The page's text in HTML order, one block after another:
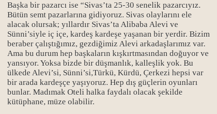
Başka bir pazarcı ise “Sivas’ta 25-30 senelik pazarcıyız.
Bütün semt pazarlarına gidiyoruz. Sivas olaylarını ele
alacak olursak; yıllardır Sivas’ta Alibaba Alevi ve
Sünni’siyle iç içe, kardeş kardeşe yaşanan bir yerdir. Bizim
beraber çalıştığımız, gezdiğimiz Alevi arkadaşlarımız var.
Ama bu durum hep başkaların kışkırtmasından doğuyor ve
yansıyor. Yoksa bizde bir düşmanlık, kalleşlik yok. Bu
ülkede Alevi’si, Sünni’si,Türkü, Kürdü, Çerkezi hepsi var
bir arada kardeşçe yaşıyoruz. Hep dış güçlerin oyunları
bunlar. Madımak Oteli halka faydalı olacak şekilde
kütüphane, müze olabilir.